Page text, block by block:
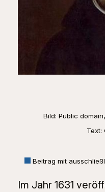
Bild: Public
Text:
Beitrag mit
Im Jahr 1631